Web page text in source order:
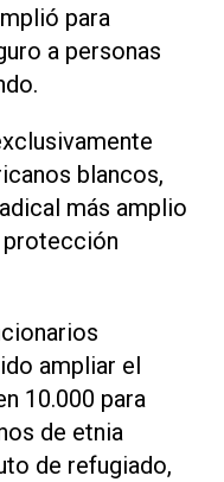
para
a personas
blancos,
más amplio
protección
ampliar el
10.000 para
‌de etnia
de refugiado,